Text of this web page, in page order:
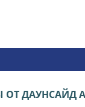
ДАУНСАЙД